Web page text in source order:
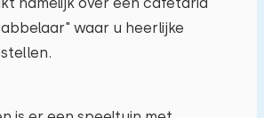
waar u heerlijke